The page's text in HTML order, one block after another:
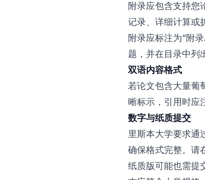
附录应包含支持您
记录、详细计算或
附录应标注为“附
题，并在目录中列
双语内容格式
若论文包含大量葡
晰标示，引用时应
数字与纸质提交
里斯本大学要求通
确保格式完整。请
纸质版可能也需提